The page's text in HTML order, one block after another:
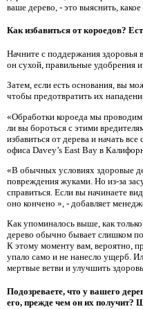
ваше дерево, - это выяснить, какое
Как избавиться от короедов?
Начните с поддержания здоровья
он сухой, правильные удобрения
Затем, если есть основания, вы
чтобы предотвратить их
«Обработки короеда мы
ли вы бороться с этими
избавиться от дерева и начать
офиса Davey’s East Bay в
«В обычных условиях здоровые
повреждения жуками. Но из-за
справиться. Если вы начинаете
оно кончено », - добавляет
Как упоминалось выше, как
дерево обычно бывает слишком
К этому моменту вам, вероятно,
упало само и не нанесло ущерб.
мертвые ветви и улучшить
Подозреваете, что у вашего
его, прежде чем он их получит?